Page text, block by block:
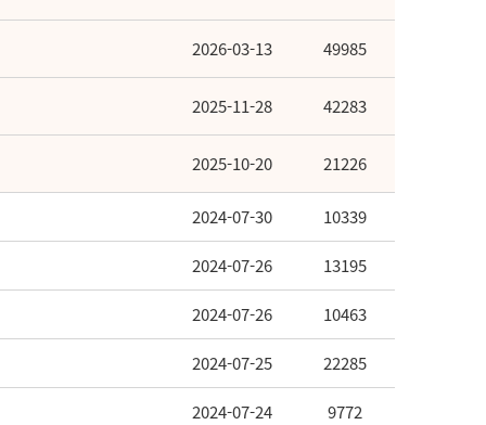
2026-03-13 49985
2025-11-28 42283
2025-10-20 21226
2024-07-30 10339
2024-07-26 13195
2024-07-26 10463
2024-07-25 22285
2024-07-24 9772